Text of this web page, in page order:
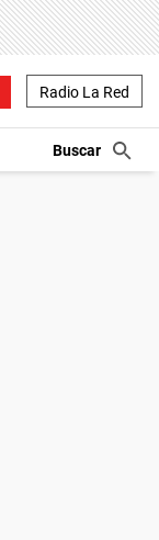
Radio La Red